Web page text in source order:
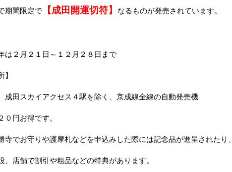
期間限定で 【成田開運切符】 なるものが発売されています。
は２月２１日～１２月２８日まで
】
成田スカイアクセス４駅を除く、京成線全線の自動発売機
０円お得です。
寺でお守りや護摩札などを申込みした際には記念品が進呈されたり、
、店舗で割引や粗品などの特典があります。